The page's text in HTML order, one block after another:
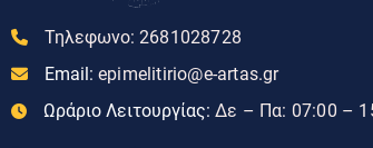
Τηλεφωνο: 2681028728
Email: epimelitirio@e-artas.gr
Ωράριο Λειτουργίας: Δε – Πα: 07:00 –